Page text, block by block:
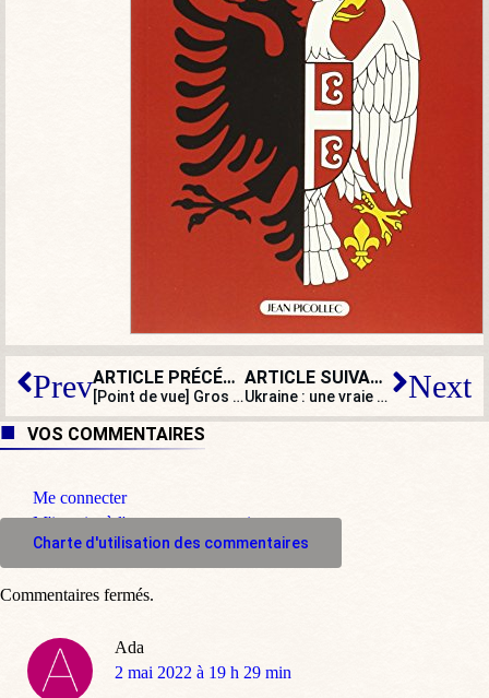
Prev ARTICLE PRÉCÉDENT
[Point de vue] Gros coup de blues parmi les députés LR sortants
ARTICLE SUIVANT
Ukraine : une vraie guerre, mais pas de « quoi qu’il en coûte », cette fois ? Next
VOS COMMENTAIRES
Me connecter
M'inscrire à l'espace commentaire
Charte d'utilisation des commentaires
Ada
dit
2 mai 2022 à 19 h 29 min
Commentaires fermés.